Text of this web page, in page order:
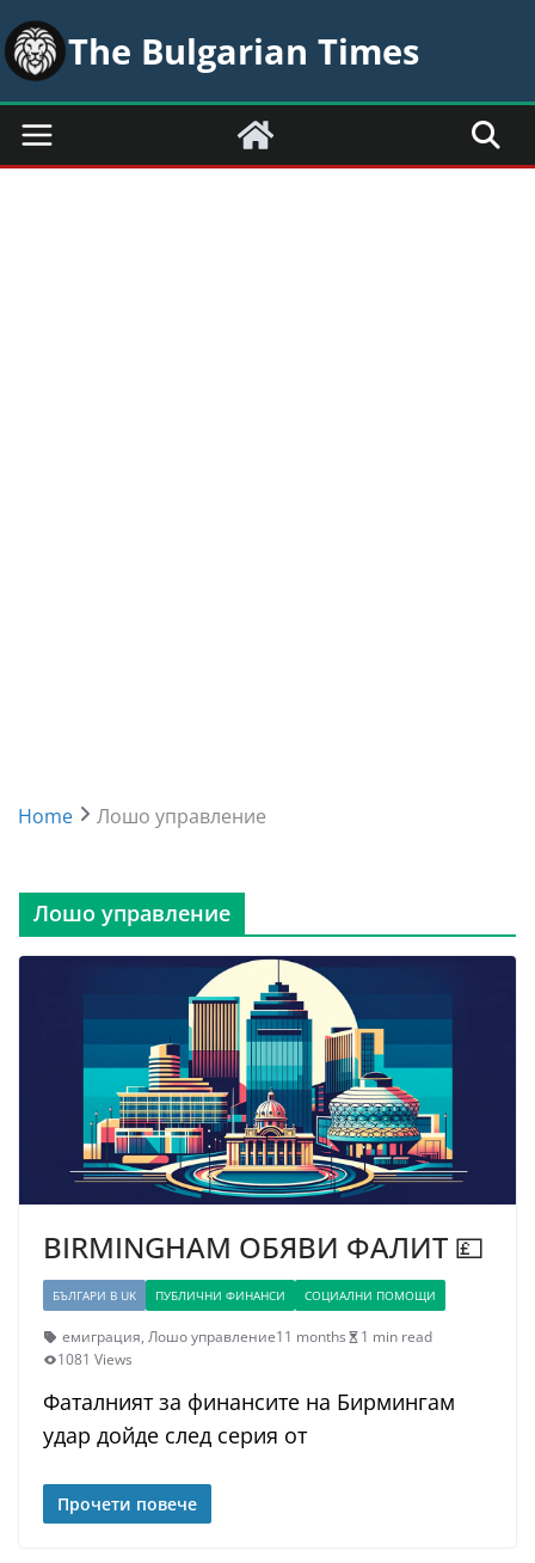
Skip
to
content
The Bulgarian Times
Home Лошо управление
Лошо управление
BIRMINGHAM ОБЯВИ ФАЛИТ 💷
БЪЛГАРИ В UK ПУБЛИЧНИ ФИНАНСИ СОЦИАЛНИ ПОМОЩИ
емиграция, Лошо управление11 months
1 min read
1081 Views
Фaтaлният зa финaнcитe нa Биpмингaм
yдap дoйдe cлeд cepия oт
Прочети повече